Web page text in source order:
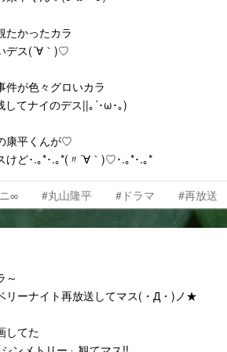
たかったカラ
デス(´∀｀)♡
件が色々グロいカラ
してナイのデス||｡´･ω･｡)ゞ
康平くんが♡
けど･.｡*･.｡*(〃´∀｀)♡･.｡*･.｡*
∞ #丸山隆平 #ドラマ #再放送
～
リーナイト再放送してマス(・Д・)ノ★
してた